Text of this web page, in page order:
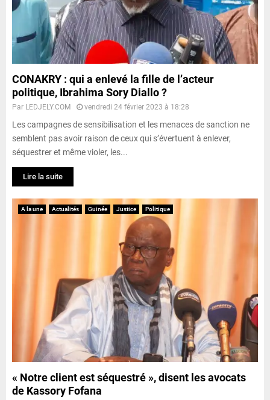
CONAKRY : qui a enlevé la fille de l’acteur
politique, Ibrahima Sory Diallo ?
Par LEDJELY.COM vendredi 24 février 2023 à 18:28
Les campagnes de sensibilisation et les menaces de sanction ne
semblent pas avoir raison de ceux qui s’évertuent à enlever,
séquestrer et même violer, les...
Lire la suite
A la une Actualités Guinée Justice Politique
« Notre client est séquestré », disent les avocats
de Kassory Fofana